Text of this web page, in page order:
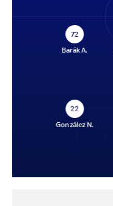
72
Barák A.
22
González N.